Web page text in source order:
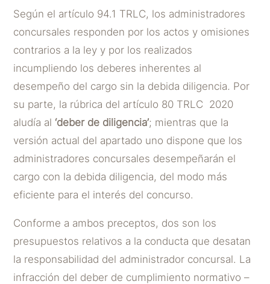
Según el artículo 94.1 TRLC, los administradores
concursales responden por los actos y omisiones
contrarios a la ley y por los realizados
incumpliendo los deberes inherentes al
desempeño del cargo sin la debida diligencia. Por
su parte, la rúbrica del artículo 80 TRLC 2020
aludía al ‘deber de diligencia’; mientras que la
versión actual del apartado uno dispone que los
administradores concursales desempeñarán el
cargo con la debida diligencia, del modo más
eficiente para el interés del concurso.
Conforme a ambos preceptos, dos son los
presupuestos relativos a la conducta que desatan
la responsabilidad del administrador concursal. La
infracción del deber de cumplimiento normativo –